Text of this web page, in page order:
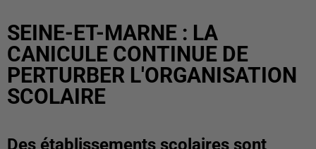
SEINE-ET-MARNE : LA
CANICULE CONTINUE DE
PERTURBER L'ORGANISATION
SCOLAIRE
Des établissements scolaires sont